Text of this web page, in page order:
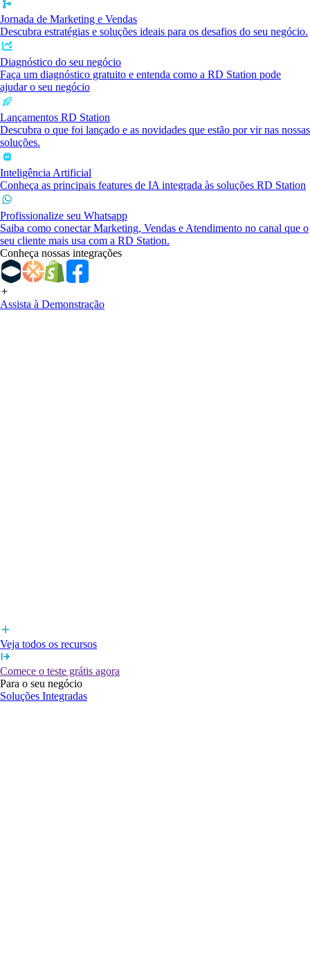
Jornada de Marketing e Vendas
Descubra estratégias e soluções ideais para os desafios do seu negócio.
Diagnóstico do seu negócio
Faça um diagnóstico gratuito e entenda como a RD Station pode
ajudar o seu negócio
Lançamentos RD Station
Descubra o que foi lançado e as novidades que estão por vir nas nossas
soluções.
Inteligência Artificial
Conheça as principais features de IA integrada às soluções RD Station
Profissionalize seu Whatsapp
Saiba como conectar Marketing, Vendas e Atendimento no canal que o
seu cliente mais usa com a RD Station.
Conheça nossas integrações
Assista à Demonstração
Veja todos os recursos
Comece o teste grátis agora
Para o seu negócio
Soluções Integradas